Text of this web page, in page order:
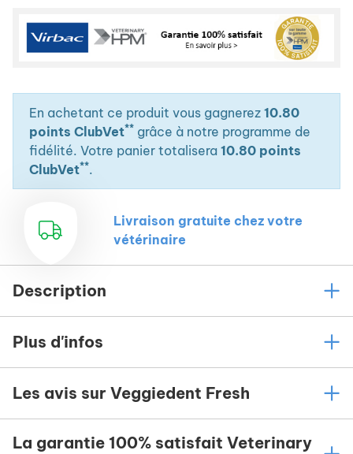
des friandises dont votre animal ne pourra plus se
passer. Une utilisation régulière renforcera ses
dents et participera à lutter contre
plaque dentaire.
La taille des lamelles est adaptée à votre
chien selon son poids et la contenance en sachet
fraicheur garantit une conservation optimale.
En achetant ce produit vous gagnerez 10.80
points ClubVet** grâce à notre programme de
fidélité. Votre panier totalisera 10.80 points
ClubVet**.
Livraison gratuite chez votre
vétérinaire
Description
Plus d'infos
Les avis sur Veggiedent Fresh
La garantie 100% satisfait Veterinary